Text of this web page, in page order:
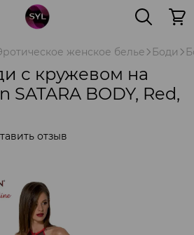
женское белье Боди
с кружевом на
SATARA BODY, Red,
отзыв